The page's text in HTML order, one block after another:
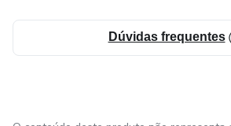
Pat Feldman mora em São Paulo com
Dúvidas frequentes